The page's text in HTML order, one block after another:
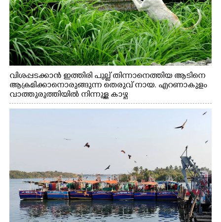
വിശപ്പടക്കാൻ ഇത്തിരി പുല്ല് തിന്നാനെത്തിയ ആടിനെ
ആക്രമിക്കാനൊരുങ്ങുന്ന തെരുവ് നായ. എറണാകുളം
വാത്തുരുത്തിയിൽ നിന്നുള്ള കാഴ്ച